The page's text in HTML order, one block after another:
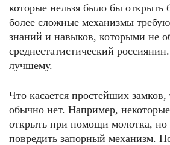
которые нельзя было бы открыть
более сложные механизмы
знаний и навыков, которыми не
среднестатистический
лучшему.
Что касается простейших
обычно нет. Например,
открыть при помощи молотка, но
повредить запорный механизм.